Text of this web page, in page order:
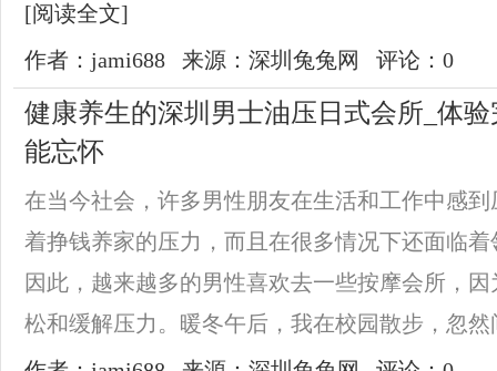
[阅读全文]
作者：jami688
来源：深圳兔兔网 评论：0
健康养生的深圳男士油压日式会所_体
能忘怀
在当今社会，许多男性朋友在生活和工作中感
着挣钱养家的压力，而且在很多情况下还面临
因此，越来越多的男性喜欢去一些按摩会所，
松和缓解压力。暖冬午后，我在校园散步，忽然